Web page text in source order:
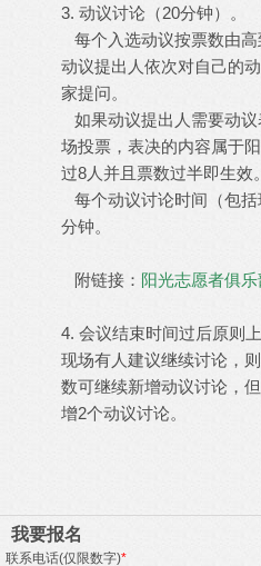
3. 动议讨论（20分钟）。
每个入选动议按票数由
动议提出人依次对自己的
家提问。
如果动议提出人需要动
场投票，表决的内容属于
过8人并且票数过半即生效。
每个动议讨论时间（包
分钟。
附链接： 阳光志愿者俱
4. 会议结束时间过后原则
现场有人建议继续讨论，
数可继续新增动议讨论，
增2个动议讨论。
我要报名
联系电话(仅限数字)*